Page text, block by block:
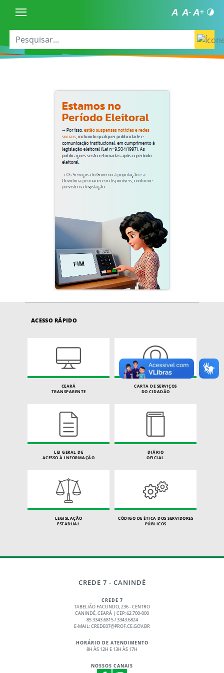
ACESSO RÁPIDO
CEARÁ
TRANSPARENTE
CARTA DE SERVIÇOS
DO CIDADÃO
LEI GERAL DE
ACESSO À INFORMAÇÃO
DIÁRIO
OFICIAL
LEGISLAÇÃO
ESTADUAL
CÓDIGO DE ÉTICA DOS SERVIDORES
PÚBLICOS
CREDE 7 - CANINDÉ
CREDE 7
TABELIÃO FACUNDO, 236 - CENTRO
CANINDÉ, CEARÁ | CEP: 62.700-000
85 3343.6815 / 3343.6824
E-MAIL: CREDE07@PROF.CE.GOV.BR
HORÁRIO DE ATENDIMENTO
8H ÀS 12H E 13H ÀS 17H
NOSSOS CANAIS